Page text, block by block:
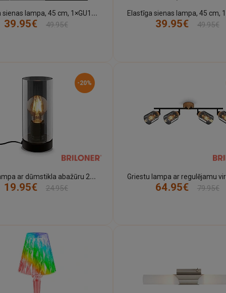
E
lastīga sienas lampa, 45 cm, 1×GU10, 5 W, 400 lm, balta (Briloner)
39.95€
49.95€
39.95€
49.95€
-20%
G
alda lampa ar dūmstikla abažūru 235 mm melna (Briloner)
19.95€
24.95€
64.95€
79.95€